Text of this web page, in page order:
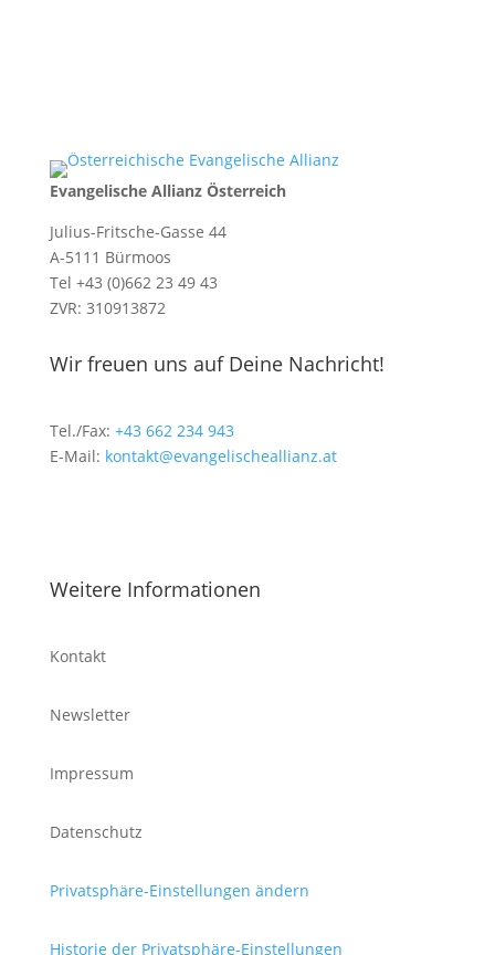
Evangelische Allianz Österreich
Julius-Fritsche-Gasse 44
A-5111 Bürmoos
Tel +43 (0)662 23 49 43
ZVR: 310913872
Wir freuen uns auf Deine Nachricht!
Tel./Fax: +43 662 234 943
E-Mail: kontakt@evangelischeallianz.at
Weitere Informationen
Kontakt
Newsletter
Impressum
Datenschutz
Privatsphäre-Einstellungen ändern
Historie der Privatsphäre-Einstellungen